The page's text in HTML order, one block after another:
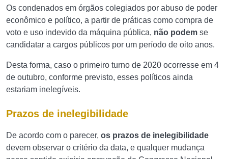
Os condenados em órgãos colegiados por abuso de poder
econômico e político, a partir de práticas como compra de
voto e uso indevido da máquina pública, não podem se
candidatar a cargos públicos por um período de oito anos.
Desta forma, caso o primeiro turno de 2020 ocorresse em 4
de outubro, conforme previsto, esses políticos ainda
estariam inelegíveis.
Prazos de inelegibilidade
De acordo com o parecer, os prazos de inelegibilidade
devem observar o critério da data, e qualquer mudança